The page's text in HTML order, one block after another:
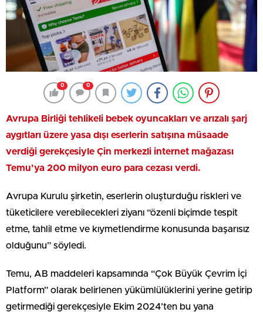
0 0
Avrupa Birliği tehlikeli bebek oyuncakları ve arızalı şarj
aygıtları üzere yasa dışı eserlerin satışına müsaade
verdiği gerekçesiyle Çin merkezli internet mağazası
Temu’ya 200 milyon euro para cezası verdi.
Avrupa Kurulu şirketin, eserlerin oluşturduğu riskleri ve
tüketicilere verebilecekleri ziyanı “özenli biçimde tespit
etme, tahlil etme ve kıymetlendirme konusunda başarısız
olduğunu” söyledi.
Temu, AB maddeleri kapsamında “Çok Büyük Çevrim İçi
Platform” olarak belirlenen yükümlülüklerini yerine getirip
getirmediği gerekçesiyle Ekim 2024’ten bu yana